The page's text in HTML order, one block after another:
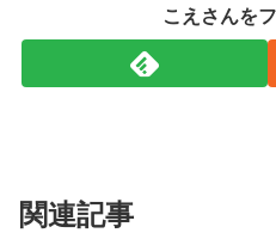
こえさんを
関連記事